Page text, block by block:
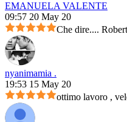
EMANUELA VALENTE
09:57 20 May 20
Che dire....
nyanimamia .
19:53 15 May 20
ottimo lavoro ,